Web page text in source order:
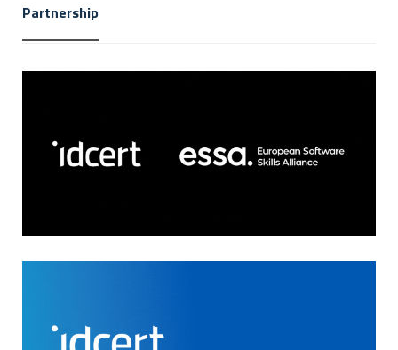
Partnership